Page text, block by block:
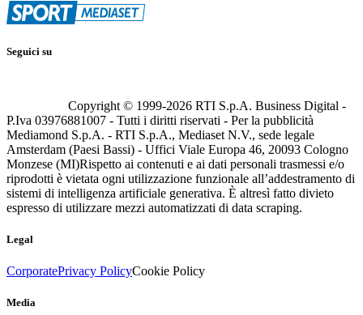
Seguici su
Copyright © 1999-2026 RTI S.p.A. Business Digital -
P.Iva 03976881007 - Tutti i diritti riservati - Per la pubblicità
Mediamond S.p.A. - RTI S.p.A., Mediaset N.V., sede legale
Amsterdam (Paesi Bassi) - Uffici Viale Europa 46, 20093 Cologno
Monzese (MI)Rispetto ai contenuti e ai dati personali trasmessi e/o
riprodotti è vietata ogni utilizzazione funzionale all’addestramento di
sistemi di intelligenza artificiale generativa. È altresì fatto divieto
espresso di utilizzare mezzi automatizzati di data scraping.
Legal
CorporatePrivacy PolicyCookie Policy
Media